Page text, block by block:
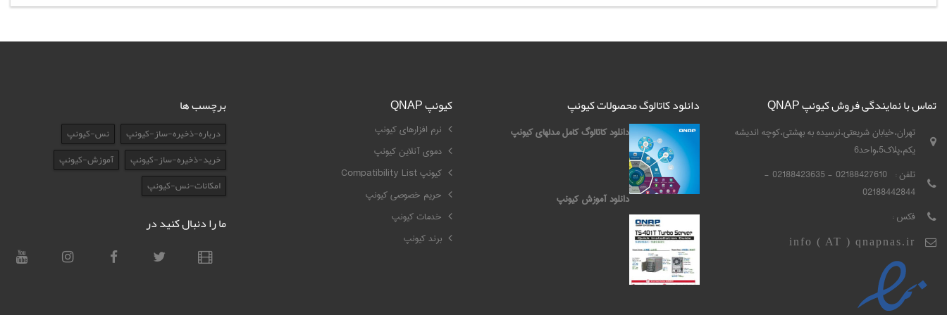
تماس با نمایندگی فروش کیونپ QNAP
تهران،خیابان شریعتی،نرسیده به بهشتی،کوچه اندیشه
یکم،پلاک5،واحد6
تلفن :
02188427610 - 02188423635 -
02188442844
فکس :
info ( AT ) qnapnas.ir
دانلود کاتالوگ محصولات کیونپ
دانلود کاتالوگ کامل مدلهای کیونپ
دانلود آموزش کیونپ
کیونپ QNAP
نرم افزارهای کیونپ
دموی آنلاین کیونپ
کیونپ Compatibility List
حریم خصوصی کیونپ
خدمات کیونپ
برند کیونپ
برچسب ها
درباره-ذخیره-ساز-کیونپ
نس-کیونپ
خرید-ذخیره-ساز-کیونپ
آموزش-کیونپ
امکانات-نس-کیونپ
ما را دنبال کنید در